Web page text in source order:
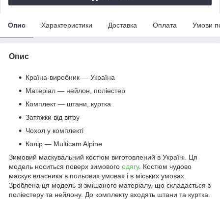
Опис Характеристики Доставка Оплата Умови
Опис
Країна-виробник — Україна
Матеріал — нейлон, поліестер
Комплект — штани, куртка
Затяжки від вітру
Чохол у комплекті
Колір — Multicam Alpine
Зимовий маскувальний костюм виготовлений в Україні. Ця
модель носиться поверх зимового одягу. Костюм чудово
маскує власника в польових умовах і в міських умовах.
Зроблена ця модель зі змішаного матеріалу, що складається з
поліестеру та нейлону. До комплекту входять штани та куртка.